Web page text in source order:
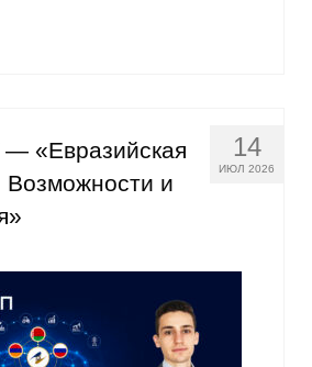
14
ИЮЛ 2026
«Евразийская
Возможности и